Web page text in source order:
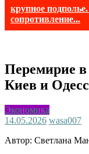
крупное
сопротивление...
Перемирие в
Киев и
Экономика
14.05.2026 wasa007
Автор: Светлана